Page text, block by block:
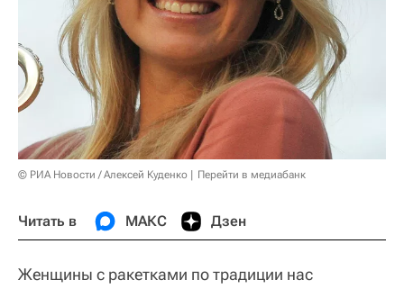
© РИА Новости / Алексей Куденко Перейти в медиабанк
Читать в МАКС Дзен
Женщины с ракетками по традиции нас